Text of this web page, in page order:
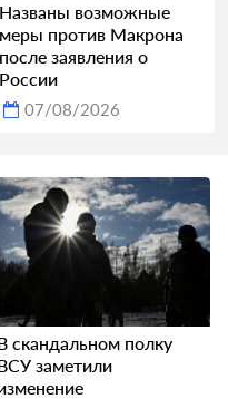
Названы возможные
меры против Макрона
после заявления о
России
07/08/2026
скандальном полку
заметили